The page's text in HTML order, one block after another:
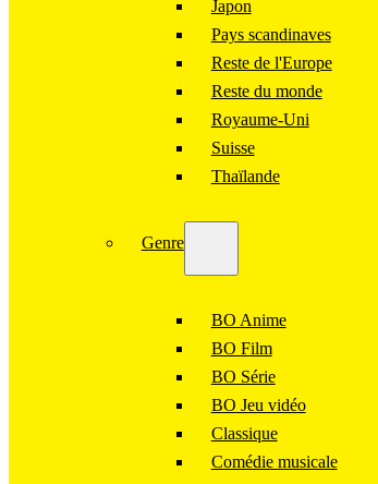
Japon
Pays scandinaves
Reste de l'Europe
Reste du monde
Royaume-Uni
Suisse
Thaïlande
Genre
BO Anime
BO Film
BO Série
BO Jeu vidéo
Classique
Comédie musicale